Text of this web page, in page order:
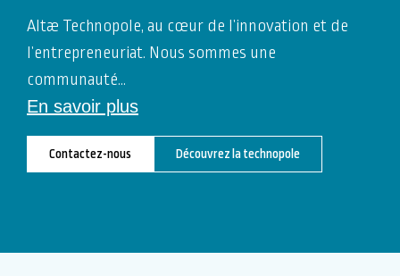
Altæ Technopole, au cœur de l’innovation et de
l’entrepreneuriat. Nous sommes une
communauté…
En savoir plus
Contactez-nous Découvrez la technopole